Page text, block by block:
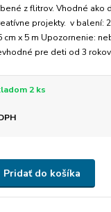
z flitrov. Vhodné ako
projekty. v balení:
cm x 5 m Upozornenie:
pre deti od 3 rokov
2 ks
Pridať do košíka